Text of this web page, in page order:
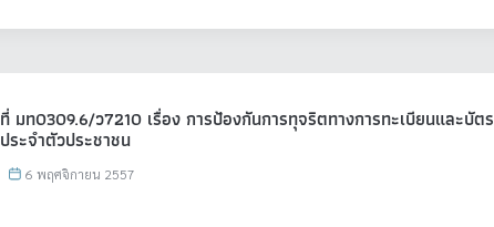
ที่ มท0309.6/ว7210 เรื่อง การป้องกันการทุจริตทางการทะเบียนและบัตร
ประจำตัวประชาชน
6 พฤศจิกายน 2557